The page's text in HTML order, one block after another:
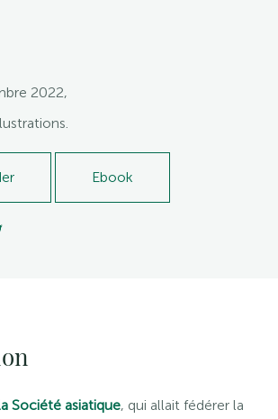
2022,
Ebook
Société asiatique, qui allait fédérer la